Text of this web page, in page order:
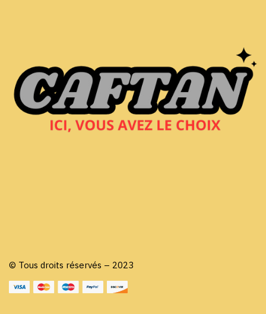
© Tous droits réservés – 2023